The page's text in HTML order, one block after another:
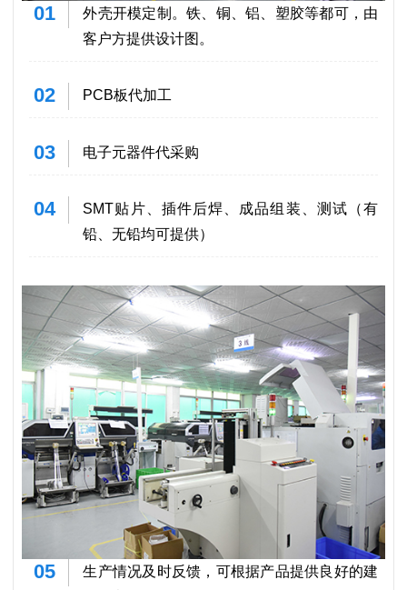
01
外壳开模定制。铁、铜、铝、塑胶等都可，由
客户方提供设计图。
02 PCB板代加工
03 电子元器件代采购
04
SMT贴片、插件后焊、成品组装、测试（有
铅、无铅均可提供）
05
生产情况及时反馈，可根据产品提供良好的建